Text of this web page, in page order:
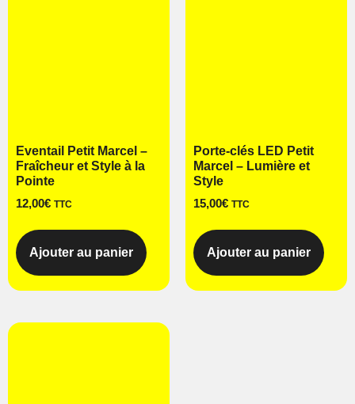
Eventail Petit Marcel –
Fraîcheur et Style à la
Pointe
12,00€ TTC
Ajouter au panier
Porte-clés LED Petit
Marcel – Lumière et
Style
15,00€ TTC
Ajouter au panier